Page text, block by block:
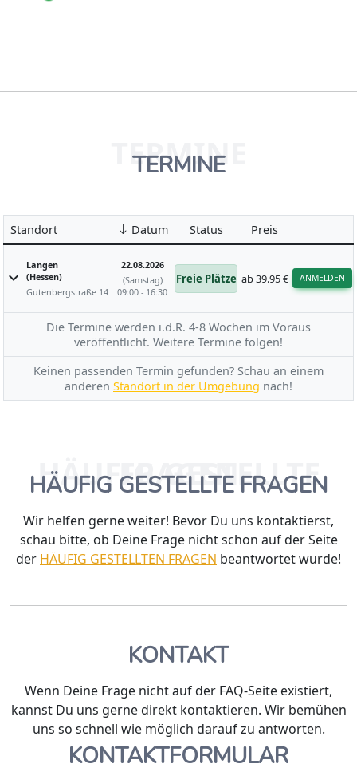
TERMINE
TERMINE
Standort Datum Status Preis
expand_more
Langen
(Hessen)
Gutenbergstraße 14
22.08.2026
(Samstag)
09:00 - 16:30
Freie Plätze ab39.95 € ANMELDEN
Die Termine werden i.d.R. 4-8 Wochen im Voraus
veröffentlicht. Weitere Termine folgen!
Keinen passenden Termin gefunden? Schau an einem
anderen Standort in der Umgebung nach!
HÄUFIG GESTELLTE FRAGEN
HÄUFIG GESTELLTE FRAGEN
Wir helfen gerne weiter! Bevor Du uns kontaktierst,
schau bitte, ob Deine Frage nicht schon auf der Seite
der HÄUFIG GESTELLTEN FRAGEN beantwortet wurde!
KONTAKT
Wenn Deine Frage nicht auf der FAQ-Seite existiert,
kannst Du uns gerne direkt kontaktieren. Wir bemühen
uns so schnell wie möglich darauf zu antworten.
KONTAKTFORMULAR